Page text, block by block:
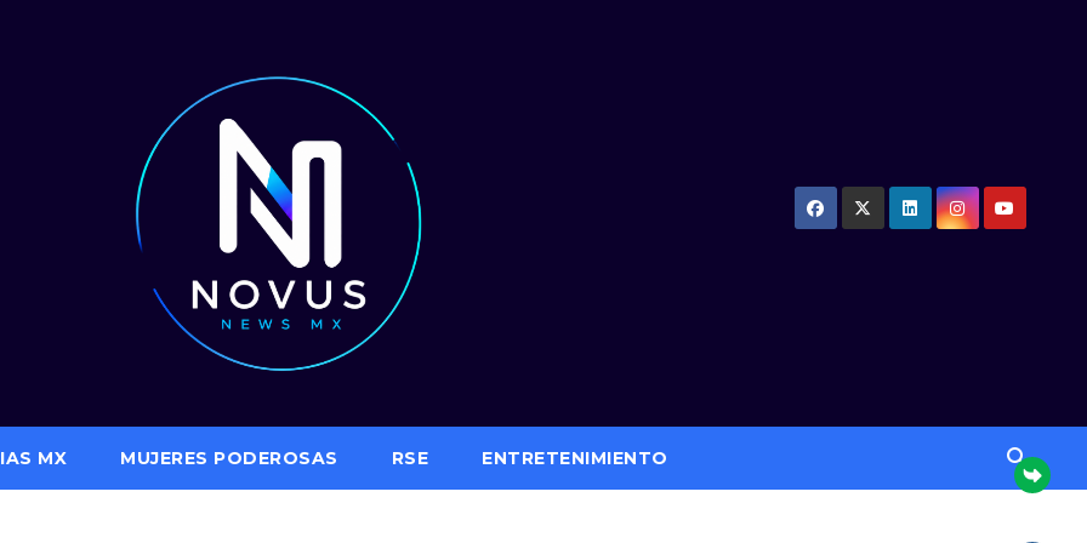
MX MUJERES PODEROSAS RSE ENTRETENIMIENTO